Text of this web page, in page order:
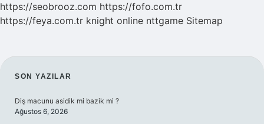
https://seobrooz.com https://fofo.com.tr
https://feya.com.tr knight online nttgame Sitemap
SIDEBAR
SON YAZILAR
Diş macunu asidik mi bazik mi ?
Ağustos 6, 2026